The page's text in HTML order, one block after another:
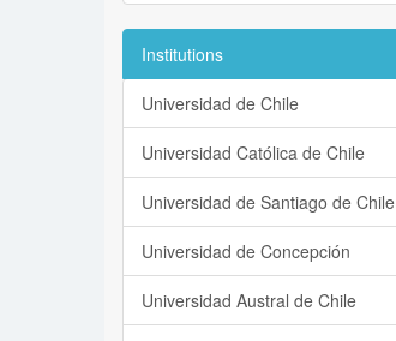
Institutions
Universidad de Chile
Universidad Católica de Chile
Universidad de Santiago de Chile
Universidad de Concepción
Universidad Austral de Chile